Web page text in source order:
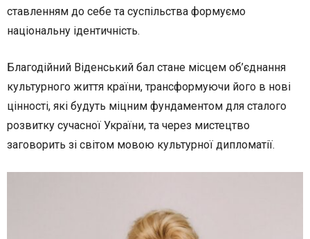
ставленням до себе та суспільства формуємо
національну ідентичність.
Благодійний Віденський бал стане місцем об’єднання
культурного життя країни, трансформуючи його в нові
цінності, які будуть міцним фундаментом для сталого
розвитку сучасної України, та через мистецтво
заговорить зі світом мовою культурної дипломатії.